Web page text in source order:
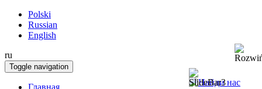
Polski
Russian
English
ru
Toggle navigation
Главная